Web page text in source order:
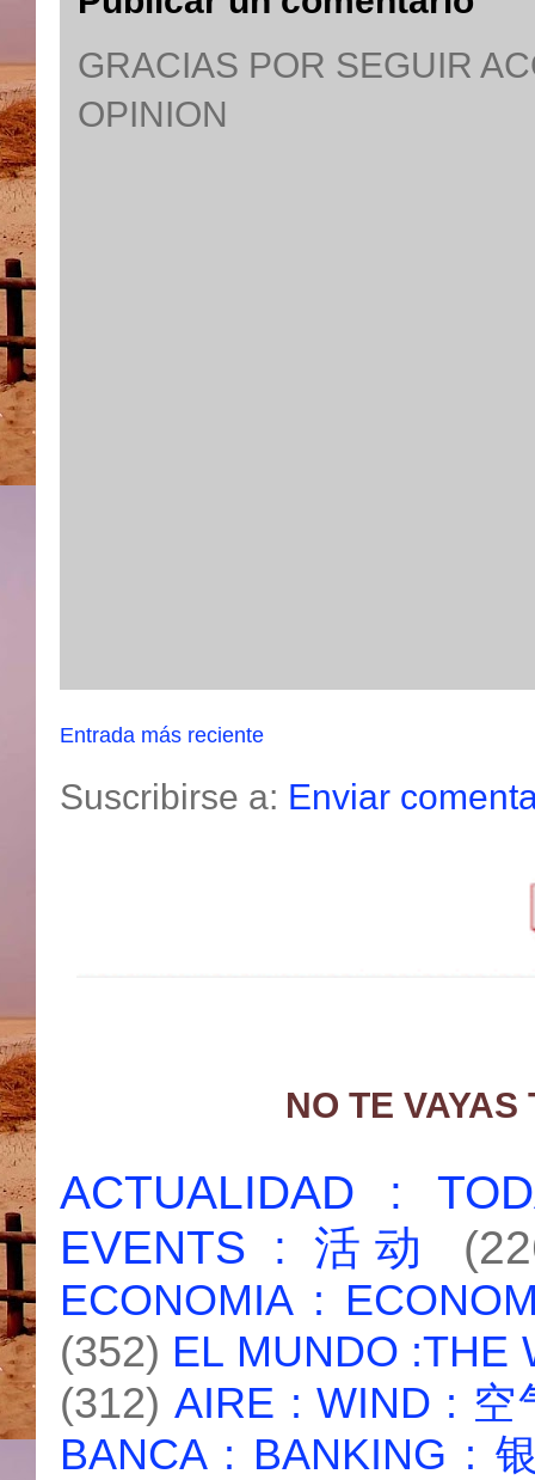
GRACIAS POR SEGUIR
OPINION
Entrada más reciente
Suscribirse a: Enviar
NO TE
ACTUALIDAD :
EVENTS : 活动
ECONOMIA :
(352) EL MUNDO :THE
(312) AIRE : WIND : 空
BANCA : BANKING :